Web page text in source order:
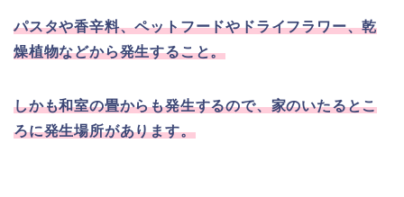
パスタや香辛料、ペットフードやドライフラワー、乾
燥植物などから発生すること。
しかも和室の畳からも発生するので、家のいたるとこ
ろに発生場所があります。